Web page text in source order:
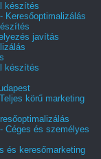
készítés
Keresőoptimalizálás
javítás
készítés
körű marketing
Céges és személyes
és keresőmarketing